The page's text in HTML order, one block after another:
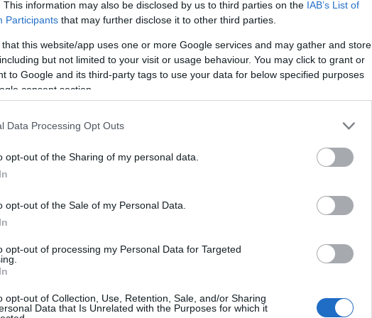
This information may also be disclosed by us to third parties on the IAB’s List of
Participants that may further disclose it to other third parties.
that this website/app uses one or more Google services and may gather and store
but not limited to your visit or usage behaviour. You may click to grant or
to Google and its third-party tags to use your data for below specified purposes
consent section.
Data Processing Opt Outs
opt-out of the Sharing of my personal data.
opt-out of the Sale of my Personal Data.
opt-out of processing my Personal Data for Targeted
opt-out of Collection, Use, Retention, Sale, and/or Sharing
Data that Is Unrelated with the Purposes for which it
SGHCToma
Synsecblog
Magyar oldalak
ExploitDB
Packet Storm
upSploit
Kultúra
akkor jönnek
dobozban az
az
XP (és az Office
olyan helyeken,
leírom mi jön
valaki
kezekbe is,